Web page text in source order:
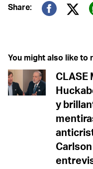
Share:
You might also like to
CLASE
y